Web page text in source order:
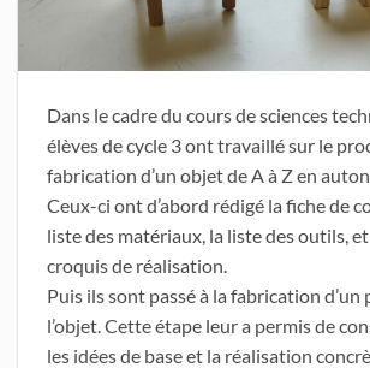
Dans le cadre du cours de sciences
élèves de cycle 3 ont travaillé sur le
fabrication d’un objet de A à Z en
Ceux-ci ont d’abord rédigé la fiche de
liste des matériaux, la liste des outils,
croquis de réalisation.
Puis ils sont passé à la fabrication
l’objet. Cette étape leur a permis de
les idées de base et la réalisation